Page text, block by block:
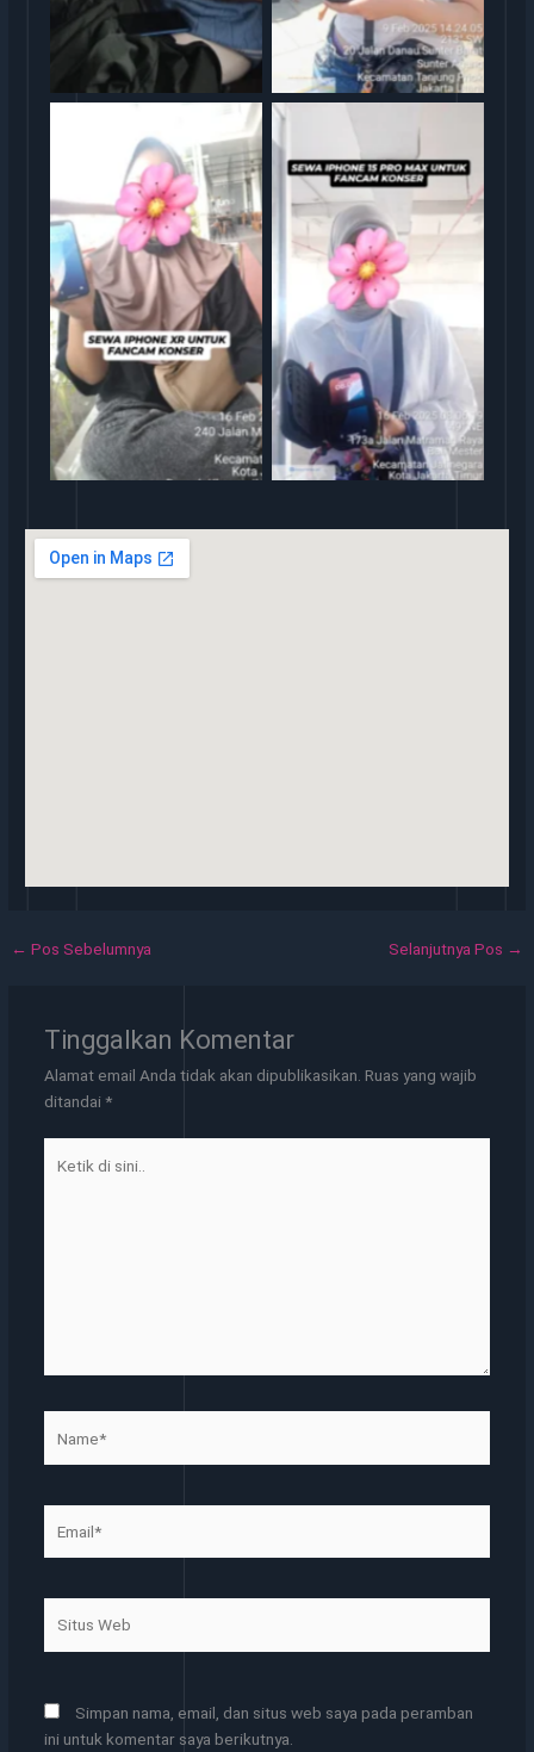
rental iphone jakarta rental iphone
← Pos Sebelumnya Selanjutnya Pos →
Tinggalkan Komentar
Alamat email Anda tidak akan dipublikasikan. Ruas yang wajib
ditandai *
Web
Simpan nama, email, dan situs web saya pada peramban
ini untuk komentar saya berikutnya.